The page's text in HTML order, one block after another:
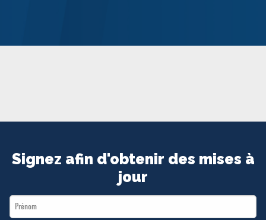
ADHÉREZ
Signez afin d'obtenir des mises à
jour
First